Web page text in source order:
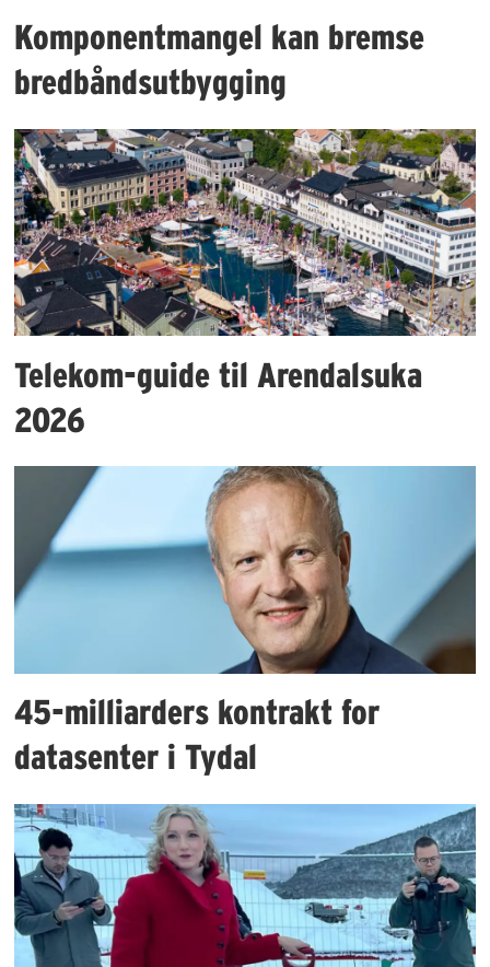
Komponentmangel kan bremse
bredbåndsutbygging
Telekom-guide til Arendalsuka
2026
45-milliarders kontrakt for
datasenter i Tydal